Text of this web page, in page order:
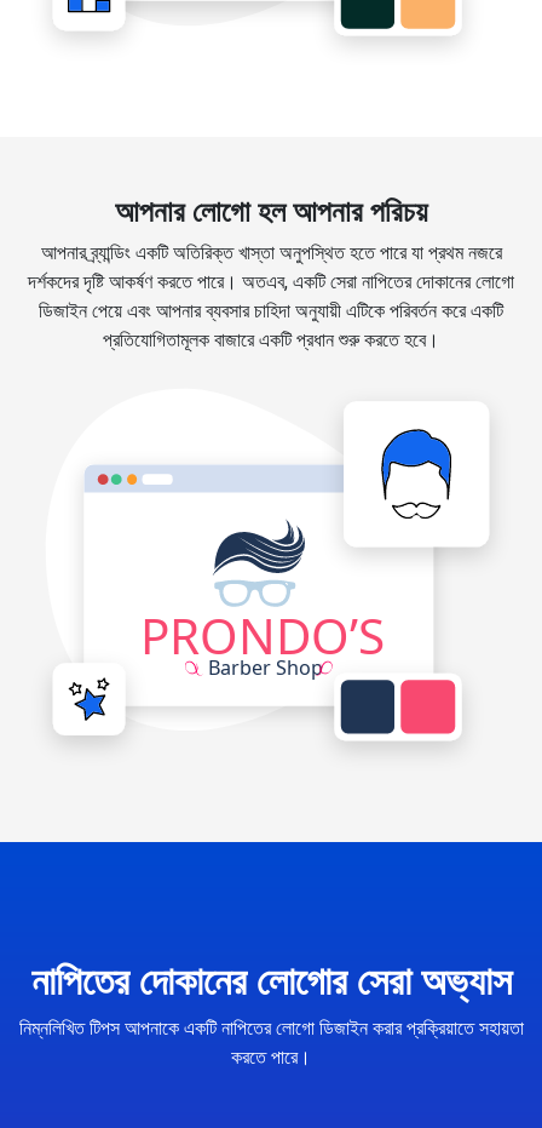
আপনার লোগো হল আপনার পরিচয়
আপনার ব্র্যান্ডিং একটি অতিরিক্ত খাস্তা অনুপস্থিত হতে পারে যা প্রথম নজরে
দর্শকদের দৃষ্টি আকর্ষণ করতে পারে। অতএব, একটি সেরা নাপিতের দোকানের লোগো
ডিজাইন পেয়ে এবং আপনার ব্যবসার চাহিদা অনুযায়ী এটিকে পরিবর্তন করে একটি
প্রতিযোগিতামূলক বাজারে একটি প্রধান শুরু করতে হবে।
নাপিতের দোকানের লোগোর সেরা অভ্যাস
নিম্নলিখিত টিপস আপনাকে একটি নাপিতের লোগো ডিজাইন করার প্রক্রিয়াতে সহায়তা
করতে পারে।